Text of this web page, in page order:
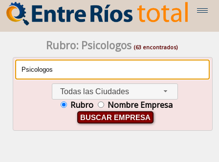
Rubro: Psicologos (63 encontrados)
Todas las Ciudades
Rubro Nombre Empresa
BUSCAR EMPRESA